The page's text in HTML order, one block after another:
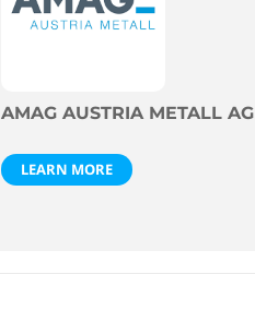
AMAG AUSTRIA METALL AG
LEARN MORE